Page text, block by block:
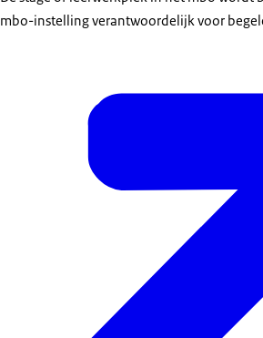
mbo-instelling verantwoordelijk voor